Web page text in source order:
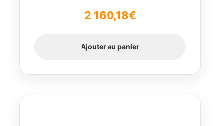
2 160,18€
Ajouter au panier